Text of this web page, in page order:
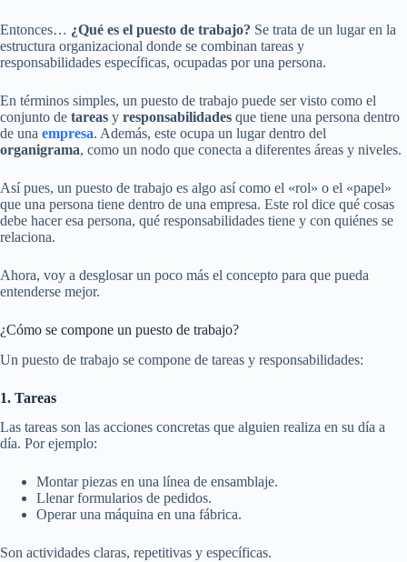
Entonces… ¿Qué es el puesto de trabajo? Se trata de un lugar en la
estructura organizacional donde se combinan tareas y
responsabilidades específicas, ocupadas por una persona.
En términos simples, un puesto de trabajo puede ser visto como el
conjunto de tareas y responsabilidades que tiene una persona dentro
de una empresa. Además, este ocupa un lugar dentro del
organigrama, como un nodo que conecta a diferentes áreas y niveles.
Así pues, un puesto de trabajo es algo así como el «rol» o el «papel»
que una persona tiene dentro de una empresa. Este rol dice qué cosas
debe hacer esa persona, qué responsabilidades tiene y con quiénes se
relaciona.
Ahora, voy a desglosar un poco más el concepto para que pueda
entenderse mejor.
¿Cómo se compone un puesto de trabajo?
Un puesto de trabajo se compone de tareas y responsabilidades:
1. Tareas
Las tareas son las acciones concretas que alguien realiza en su día a
día. Por ejemplo:
Montar piezas en una línea de ensamblaje.
Llenar formularios de pedidos.
Operar una máquina en una fábrica.
Son actividades claras, repetitivas y específicas.